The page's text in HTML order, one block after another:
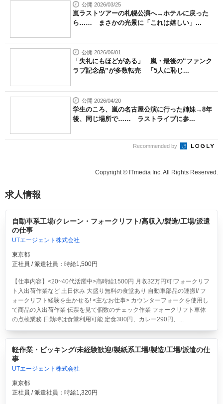
公開 2026/03/25
嵐ラストツアーの札幌公演へ→ホテルに戻った
ら…… まさかの光景に「これは嬉しい」...
公開 2026/06/01
「失礼にもほどがある」 嵐・最後の“ファンク
ラブ記念品”が多数転売 「5人に恥じ...
公開 2026/04/20
学生のころ、嵐の名古屋公演に行った姉妹→8年
後、同じ場所で…… ラストライブに参...
Recommended by
Copyright © ITmedia Inc. All Rights Reserved.
求人情報
自動車系工場/クレーン・フォークリフト/高収入/製造/工場/派遣
の仕事
UTエージェント株式会社
東京都
正社員 / 派遣社員：時給1,500円
【仕事内容】<20~40代活躍中>高時給1500円 月収32万円可!フォークリフ
ト入出荷作業など 土日休み 大盛り無料の食堂あり 自動車部品の運搬!/ フ
ォークリフト経験を生かせる! <主なお仕事> カウンターフォークを使用し
て商品の入出荷作業 伝票を見て個数のチェック作業 フォークリフト車体
の点検業務 日勤時は食堂利用可能 定食380円、カレー290円、...
軽作業・ピッキング/未経験歓迎/製紙系工場/製造/工場/派遣の仕
事
UTエージェント株式会社
東京都
正社員 / 派遣社員：時給1,320円